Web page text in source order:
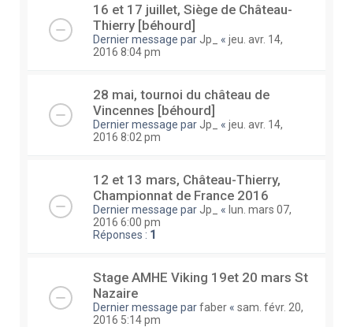
16 et 17 juillet, Siège de Château-
Thierry [béhourd]
Dernier message par Jp_ « jeu. avr. 14,
2016 8:04 pm
28 mai, tournoi du château de
Vincennes [béhourd]
Dernier message par Jp_ « jeu. avr. 14,
2016 8:02 pm
12 et 13 mars, Château-Thierry,
Championnat de France 2016
Dernier message par Jp_ « lun. mars 07,
2016 6:00 pm
Réponses : 1
Stage AMHE Viking 19et 20 mars St
Nazaire
Dernier message parfaber « sam. févr. 20,
2016 5:14 pm